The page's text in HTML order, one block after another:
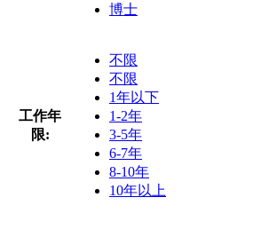
博士
工作年
限:
不限
不限
1年以下
1-2年
3-5年
6-7年
8-10年
10年以上